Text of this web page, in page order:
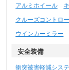
アルミホイール
クルーズコントロ
ウインカーミラー
安全装備
衝突被害軽減シス